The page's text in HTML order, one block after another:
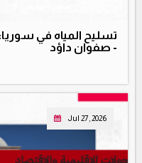
تسليح المياه في سوريا:
- صفوان داؤد
Jul 27, 2026